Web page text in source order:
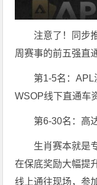
注意了！同步
周赛事的前五强直
第1-5名：
WSOP线下直通车
第6-30名：高
生肖赛本就是
在保底奖励大幅提
线上通往现场，参